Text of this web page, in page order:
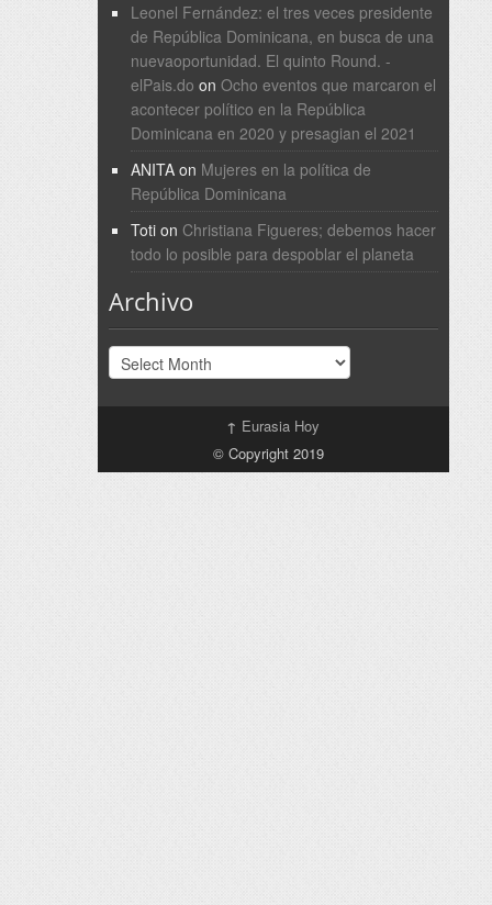
Leonel Fernández: el tres veces presidente
de República Dominicana, en busca de una
nuevaoportunidad. El quinto Round. -
elPais.do on Ocho eventos que marcaron el
acontecer político en la República
Dominicana en 2020 y presagian el 2021
ANITAon Mujeres en la política de
República Dominicana
Totion Christiana Figueres; debemos hacer
todo lo posible para despoblar el planeta
Archivo
Archivo
↑ Eurasia Hoy
© Copyright 2019